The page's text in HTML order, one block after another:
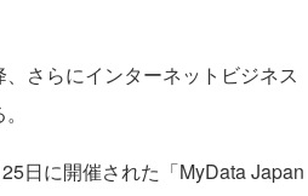
さらにインターネットビジネス
日に開催された「MyData Japan